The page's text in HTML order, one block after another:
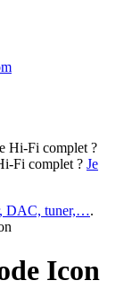
Fi complet ? Je
DAC, tuner,….
Icon